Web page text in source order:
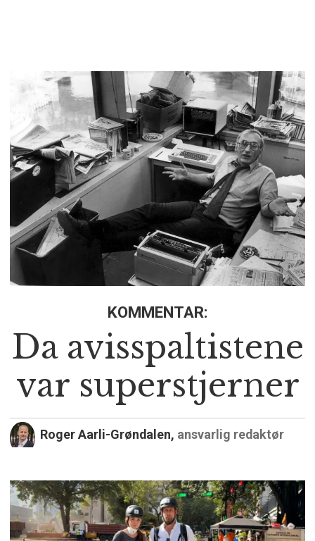
KOMMENTAR:
Da avisspaltistene
var superstjerner
Roger Aarli-Grøndalen, ansvarlig redaktør